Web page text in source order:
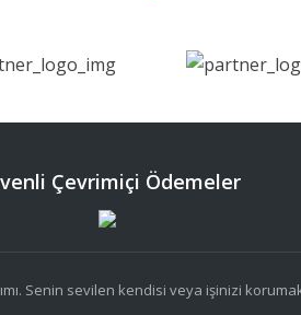
Çevrimiçi Ödemeler
Senin sevilen kendisi veya işinizi